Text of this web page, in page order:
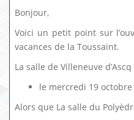
Bonjour,
Voici un petit point sur
vacances de la Toussaint.
La salle de Villeneuve
le mercredi 19 octobre
Alors que La salle du